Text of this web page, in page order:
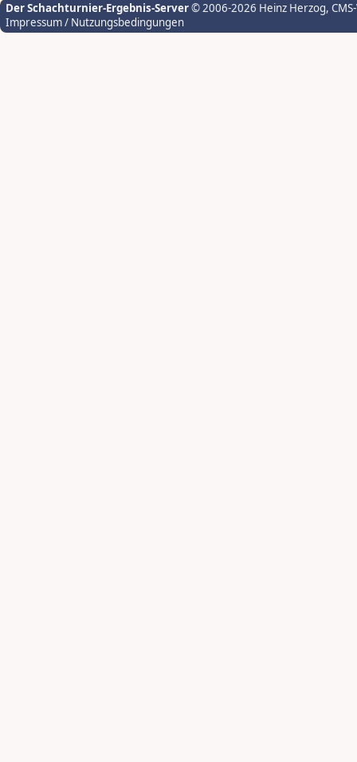
Der Schachturnier-Ergebnis-Server© 2006-2026 Heinz Herzog,
Impressum / Nutzungsbedingungen